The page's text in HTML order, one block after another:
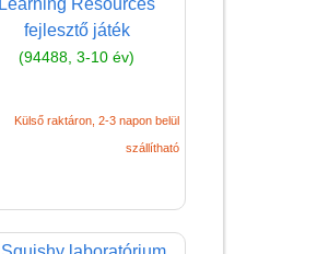
Learning Resources
fejlesztő játék
(94488, 3-10 év)
Külső raktáron, 2-3 napon belül
szállítható
Tanulást segítő játék
Társasjáték
CSAK NÁLUNK - Egyedi
játékok